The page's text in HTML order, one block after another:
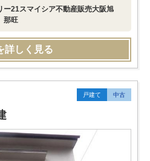
ー21スマイシア不動産販売大阪旭
旺
詳しく見る
戸建て 中古